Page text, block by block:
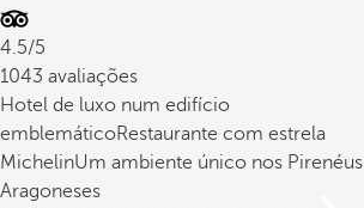
4.5/5
1043 avaliações
Hotel de luxo num edifício
emblemáticoRestaurante com estrela
MichelinUm ambiente único nos Pirenéus
Aragoneses